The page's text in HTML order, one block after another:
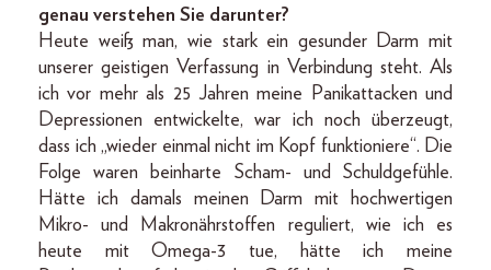
genau verstehen Sie darunter?
Heute weiß man, wie stark ein gesunder Darm mit
unserer geistigen Verfassung in Verbindung steht. Als
ich vor mehr als 25 Jahren meine Panikattacken und
Depressionen entwickelte, war ich noch überzeugt,
dass ich „wieder einmal nicht im Kopf funktioniere“. Die
Folge waren beinharte Scham- und Schuldgefühle.
Hätte ich damals meinen Darm mit hochwertigen
Mikro- und Makronährstoffen reguliert, wie ich es
heute mit Omega-3 tue, hätte ich meine